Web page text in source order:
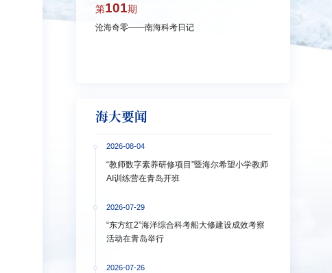
第101期
沧海奇零——南海科考日记
洋大学多措并
海大要闻
2026-08-04
“教师数字素养研修项目”暨海尔希望小学教师
AI训练营在青岛开班
2026-07-29
“东方红2”海洋综合科考船大修建设成效考察
活动在青岛举行
2026-07-26